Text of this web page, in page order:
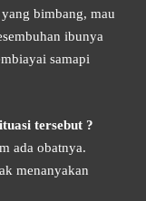
bimbang, mau
ibunya
samapi
tersebut ?
ada obatnya.
menanyakan